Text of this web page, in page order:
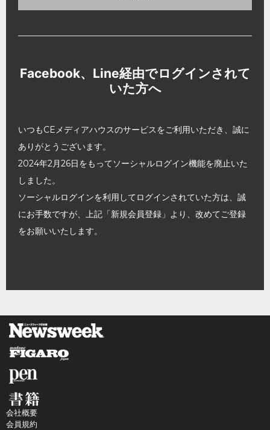
Facebook、Line経由でログインされて
いた方へ
いつもCEメディアハウスのサービスをご利用いただき、誠に
ありがとうございます。
2024年2月26日をもってソーシャルログイン機能を廃止いた
しました。
ソーシャルログインを利用してログインされていた方は、誠
にお手数ですが、上記「新規会員登録」より、改めてご登録
をお願いいたします。
会社概要
会員規約